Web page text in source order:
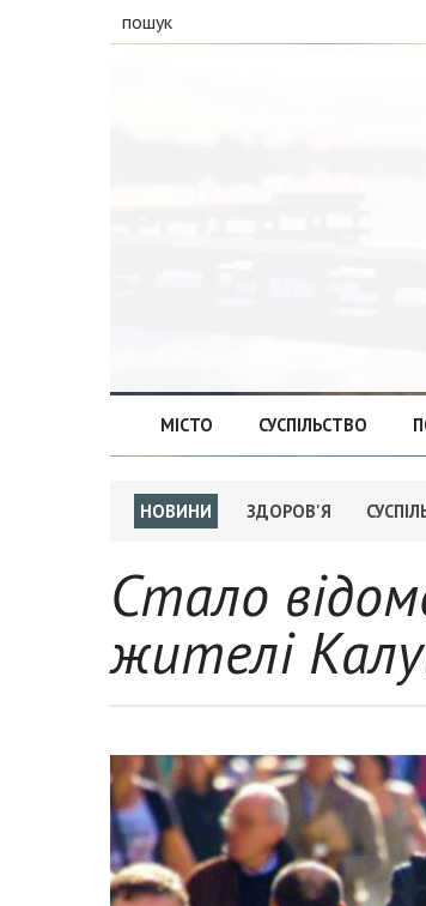
пошук
МІСТО СУСПІЛЬСТВО
НОВИНИ ЗДОРОВ'Я
Стало
жителі